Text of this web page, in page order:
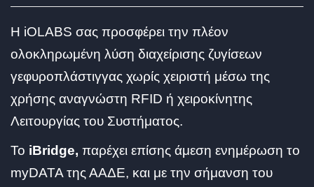
Η iOLABS σας προσφέρει την πλέον
oλοκληρωμένη λύση διαχείρισης ζυγίσεων
γεφυροπλάστιγγας χωρίς χειριστή μέσω της
χρήσης αναγνώστη RFID ή χειροκίνητης
Λειτουργίας του Συστήματος.
To iBridge, παρέχει επίσης άμεση ενημέρωση το
myDATA της ΑΑΔΕ, και με την σήμανση του